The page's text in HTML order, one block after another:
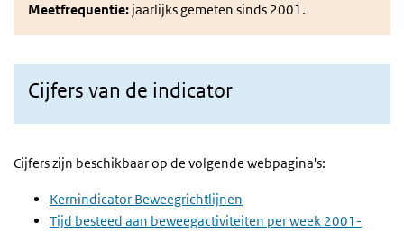
Meetfrequentie: jaarlijks gemeten sinds 2001.
Cijfers van de indicator
Cijfers zijn beschikbaar op de volgende webpagina's:
Kernindicator Beweegrichtlijnen
Tijd besteed aan beweegactiviteiten per week 2001-